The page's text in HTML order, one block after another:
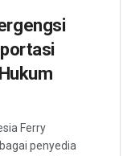
Ferry
penyedia